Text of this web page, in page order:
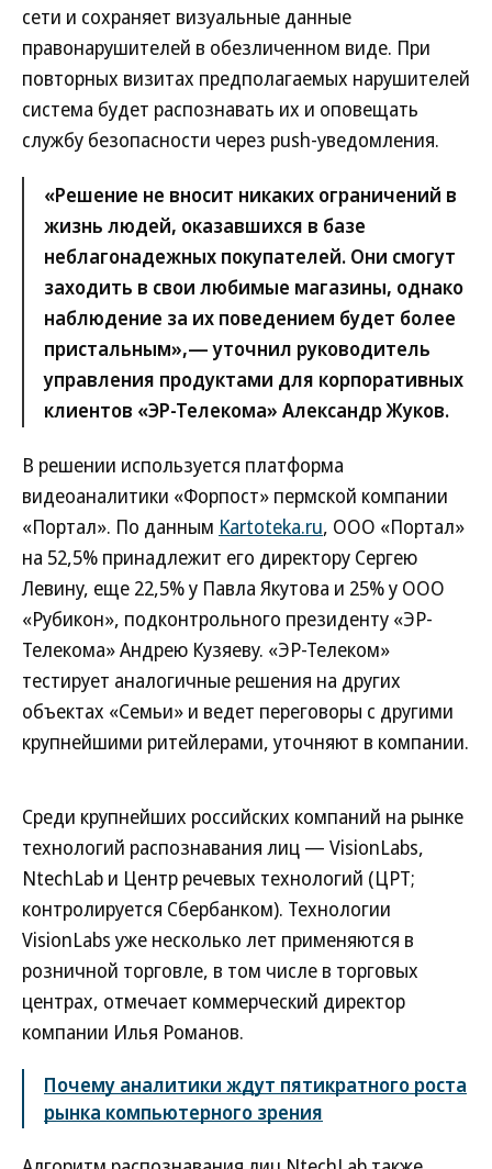
сети и сохраняет визуальные данные
правонарушителей в обезличенном виде. При
повторных визитах предполагаемых нарушителей
система будет распознавать их и оповещать
службу безопасности через push-уведомления.
«Решение не вносит никаких ограничений в
жизнь людей, оказавшихся в базе
неблагонадежных покупателей. Они смогут
заходить в свои любимые магазины, однако
наблюдение за их поведением будет более
пристальным»,— уточнил руководитель
управления продуктами для корпоративных
клиентов «ЭР-Телекома» Александр Жуков.
В решении используется платформа
видеоаналитики «Форпост» пермской компании
«Портал». По данным Kartoteka.ru, ООО «Портал»
на 52,5% принадлежит его директору Сергею
Левину, еще 22,5% у Павла Якутова и 25% у ООО
«Рубикон», подконтрольного президенту «ЭР-
Телекома» Андрею Кузяеву. «ЭР-Телеком»
тестирует аналогичные решения на других
объектах «Семьи» и ведет переговоры с другими
крупнейшими ритейлерами, уточняют в компании.
Среди крупнейших российских компаний на рынке
технологий распознавания лиц — VisionLabs,
NtechLab и Центр речевых технологий (ЦРТ;
контролируется Сбербанком). Технологии
VisionLabs уже несколько лет применяются в
розничной торговле, в том числе в торговых
центрах, отмечает коммерческий директор
компании Илья Романов.
Почему аналитики ждут пятикратного роста
рынка компьютерного зрения